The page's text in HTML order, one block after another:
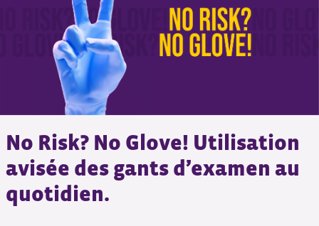
No Risk? No Glove! Utilisation
avisée des gants d’examen au
quotidien.